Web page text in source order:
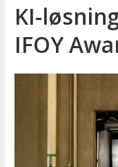
KI-
IFOY